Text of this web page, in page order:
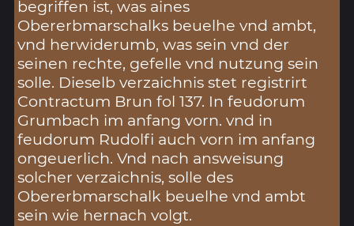
begriffen ist, was aines
Obererbmarschalks beuelhe vnd ambt,
vnd herwiderumb, was sein vnd der
seinen rechte, gefelle vnd nutzung sein
solle. Dieselb verzaichnis stet registrirt
Contractum Brun fol 137. In feudorum
Grumbach im anfang vorn. vnd in
feudorum Rudolfi auch vorn im anfang
ongeuerlich. Vnd nach answeisung
solcher verzaichnis, solle des
Obererbmarschalk beuelhe vnd ambt
sein wie hernach volgt.